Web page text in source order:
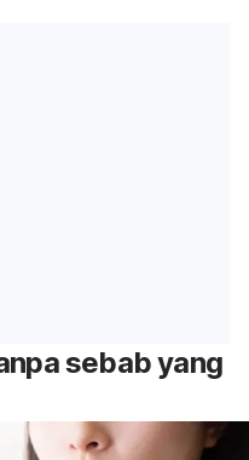
sebab yang